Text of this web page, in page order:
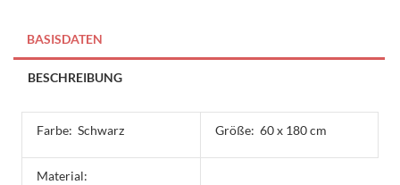
-
günstig
und
quantity
BASISDATEN
BESCHREIBUNG
Farbe: Schwarz Größe: 60 x 180 cm
Material: